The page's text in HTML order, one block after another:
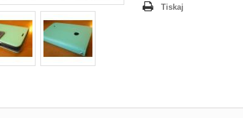
Tiskaj